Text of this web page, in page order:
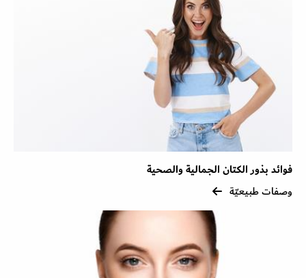
فوائد بذور الكتان الجمالية والصحية
وصفات طبيعيّة